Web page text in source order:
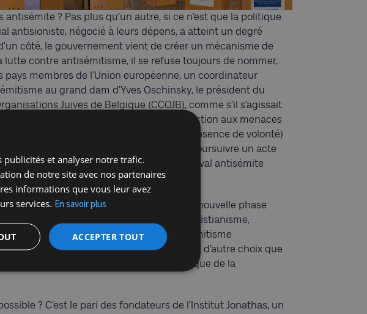
antisémite ? Pas plus qu’un autre, si ce n’est que la politique
antisioniste, négocié à leurs dépens, a atteint un degré
côté, le gouvernement vient de créer un mécanisme de
contre antisémitisme, il se refuse toujours de nommer,
membres de l’Union européenne, un coordinateur
au grand dam d’Yves Oschinsky, le président du
Juives de Belgique (CCOJB), comme s’il s’agissait
D’où aussi l’absence de réelle réaction aux menaces
Pour preuve, l’inaction ou l’aboulie (absence de volonté)
lutte contre le racisme, dès qu’il s’agit de poursuivre un acte
pas poursuivre les organisateurs du carnaval antisémite
a près de 25 ans, semble s’esquisser une nouvelle phase
chrétien. Après la conversion forcée au christianisme,
et simple, les Juifs sont sommés – antisémitisme
d’Israël. Les Juifs belges n’auront d’autre choix que
nouvelle religion civile des Belges. Au risque de la
? C’est le pari des fondateurs de l’Institut Jonathas, un
et analyser notre trafic.
de notre site avec nos partenaires
informations que vous leur avez
services. En savoir plus
ACCEPTER TOUT